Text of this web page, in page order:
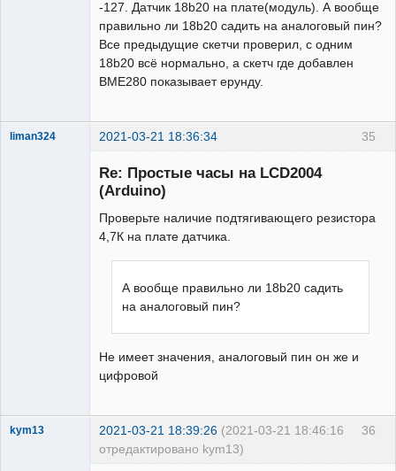
-127. Датчик 18b20 на плате(модуль). А вообще
правильно ли 18b20 садить на аналоговый пин?
Все предыдущие скетчи проверил, с одним
18b20 всё нормально, а скетч где добавлен
BME280 показывает ерунду.
35
liman324 2021-03-21 18:36:34
Re: Простые часы на LCD2004
(Arduino)
Проверьте наличие подтягивающего резистора
4,7К на плате датчика.
А вообще правильно ли 18b20 садить
на аналоговый пин?
Не имеет значения, аналоговый пин он же и
цифровой
36
kym13 2021-03-21 18:39:26 (2021-03-21 18:46:16
отредактировано kym13)